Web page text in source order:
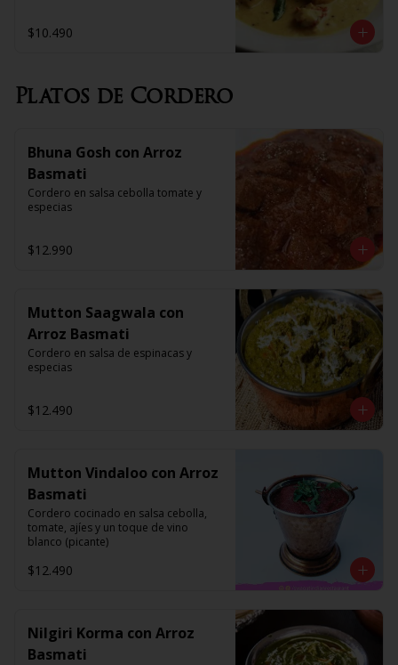
$10.490
Platos de Cordero
Bhuna Gosh con Arroz
Basmati
Cordero en salsa cebolla tomate y
especias
$12.990
Mutton Saagwala con
Arroz Basmati
Cordero en salsa de espinacas y
especias
$12.490
Mutton Vindaloo con Arroz
Basmati
Cordero cocinado en salsa cebolla,
tomate, ajíes y un toque de vino
blanco (picante)
$12.490
Nilgiri Korma con Arroz
Basmati